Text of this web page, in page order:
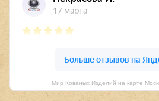
Мир Кованых Изделий на карте